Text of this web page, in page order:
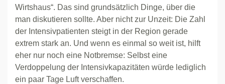
Wirtshaus“. Das sind grundsätzlich Dinge, über die
man diskutieren sollte. Aber nicht zur Unzeit: Die Zahl
der Intensivpatienten steigt in der Region gerade
extrem stark an. Und wenn es einmal so weit ist, hilft
eher nur noch eine Notbremse: Selbst eine
Verdoppelung der Intensivkapazitäten würde lediglich
ein paar Tage Luft verschaffen.